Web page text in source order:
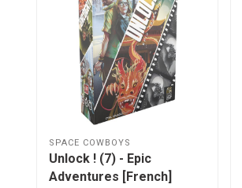
SPACE COWBOYS
Unlock ! (7) - Epic
Adventures [French]